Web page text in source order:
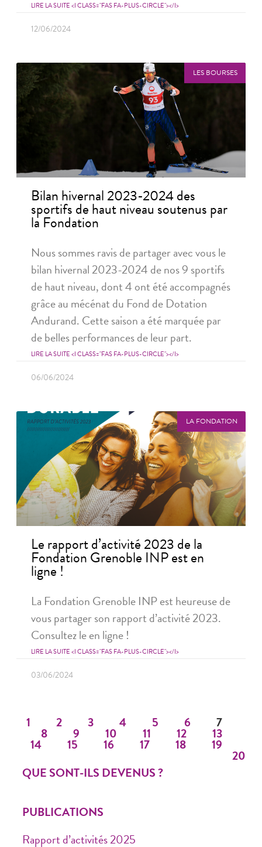
LIRE LA SUITE <I CLASS="FAS FA-PLUS-CIRCLE"></I>
12/06/2024
LES BOURSES
Bilan hivernal 2023-2024 des
sportifs de haut niveau soutenus par
la Fondation
Nous sommes ravis de partager avec vous le
bilan hivernal 2023-2024 de nos 9 sportifs
de haut niveau, dont 4 ont été accompagnés
grâce au mécénat du Fond de Dotation
Andurand. Cette saison a été marquée par
de belles performances de leur part.
LIRE LA SUITE <I CLASS="FAS FA-PLUS-CIRCLE"></I>
06/06/2024
LA FONDATION
Le rapport d’activité 2023 de la
Fondation Grenoble INP est en
ligne !
La Fondation Grenoble INP est heureuse de
vous partager son rapport d’activité 2023.
Consultez le en ligne !
LIRE LA SUITE <I CLASS="FAS FA-PLUS-CIRCLE"></I>
03/06/2024
1 2 3 4 5 6 7
8 9 10 11 12 13
14 15 16 17 18 19
20
QUE SONT-ILS DEVENUS ?
PUBLICATIONS
Rapport d’activités 2025